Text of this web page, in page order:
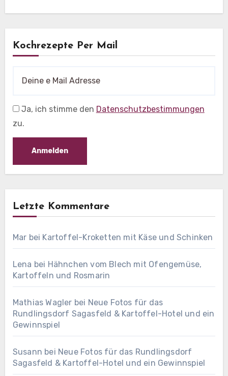
Kochrezepte Per Mail
Ja, ich stimme den Datenschutzbestimmungen
zu.
Letzte Kommentare
Mar bei Kartoffel-Kroketten mit Käse und Schinken
Lena bei Hähnchen vom Blech mit Ofengemüse,
Kartoffeln und Rosmarin
Mathias Wagler bei Neue Fotos für das
Rundlingsdorf Sagasfeld & Kartoffel-Hotel und ein
Gewinnspiel
Susann bei Neue Fotos für das Rundlingsdorf
Sagasfeld & Kartoffel-Hotel und ein Gewinnspiel